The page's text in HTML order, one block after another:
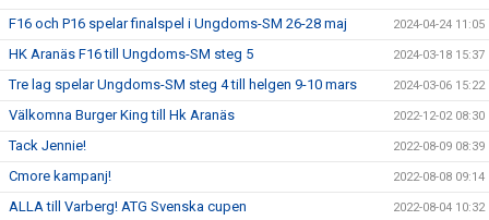
F16 och P16 spelar finalspel i Ungdoms-SM 26-28 maj 2024-04-24 11:05
HK Aranäs F16 till Ungdoms-SM steg 5 2024-03-18 15:37
Tre lag spelar Ungdoms-SM steg 4 till helgen 9-10 mars 2024-03-06 15:22
Välkomna Burger King till Hk Aranäs 2022-12-02 08:30
Tack Jennie! 2022-08-09 08:39
Cmore kampanj! 2022-08-08 09:14
ALLA till Varberg! ATG Svenska cupen 2022-08-04 10:32